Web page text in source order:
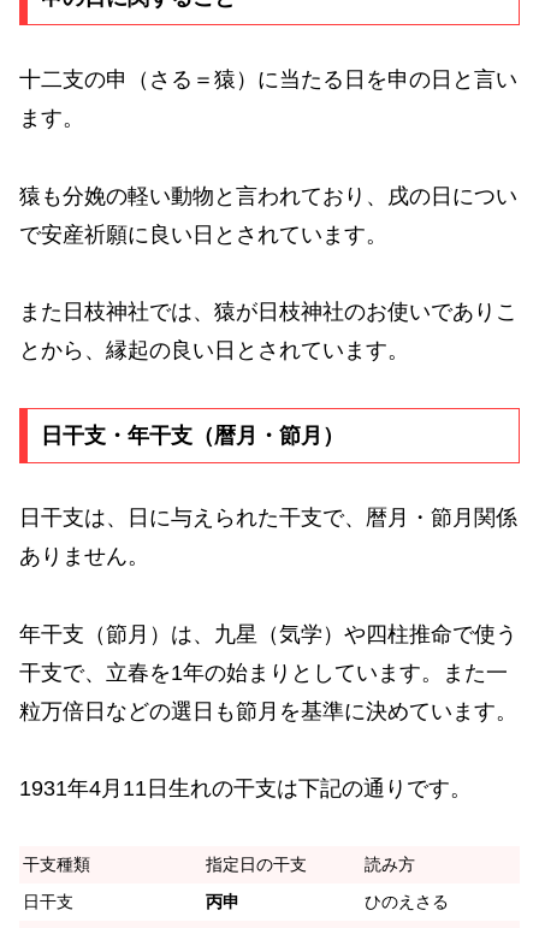
十二支の申（さる＝猿）に当たる日を申の日と言い
ます。
猿も分娩の軽い動物と言われており、戌の日につい
で安産祈願に良い日とされています。
また日枝神社では、猿が日枝神社のお使いでありこ
とから、縁起の良い日とされています。
日干支・年干支（暦月・節月）
日干支は、日に与えられた干支で、暦月・節月関係
ありません。
年干支（節月）は、九星（気学）や四柱推命で使う
干支で、立春を1年の始まりとしています。また一
粒万倍日などの選日も節月を基準に決めています。
1931年4月11日生れの干支は下記の通りです。
干支種類 指定日の干支
読み方
日干支
丙申
ひのえさる